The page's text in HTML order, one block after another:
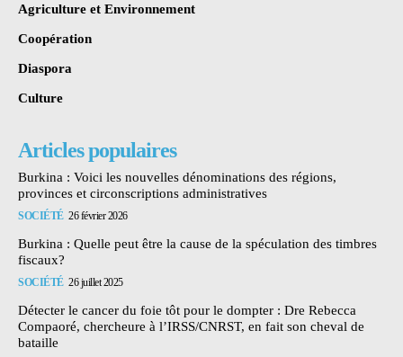
Agriculture et Environnement
Coopération
Diaspora
Culture
Articles populaires
Burkina : Voici les nouvelles dénominations des régions,
provinces et circonscriptions administratives
SOCIÉTÉ 26 février 2026
Burkina : Quelle peut être la cause de la spéculation des timbres
fiscaux?
SOCIÉTÉ 26 juillet 2025
Détecter le cancer du foie tôt pour le dompter : Dre Rebecca
Compaoré, chercheure à l’IRSS/CNRST, en fait son cheval de
bataille